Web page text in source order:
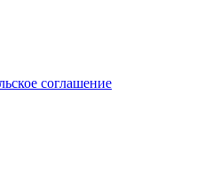
соглашение